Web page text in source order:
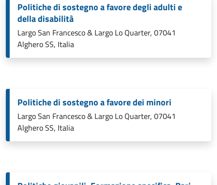
Politiche di sostegno a favore degli adulti e
della disabilità
Largo San Francesco & Largo Lo Quarter, 07041
Alghero SS, Italia
Politiche di sostegno a favore dei minori
Largo San Francesco & Largo Lo Quarter, 07041
Alghero SS, Italia